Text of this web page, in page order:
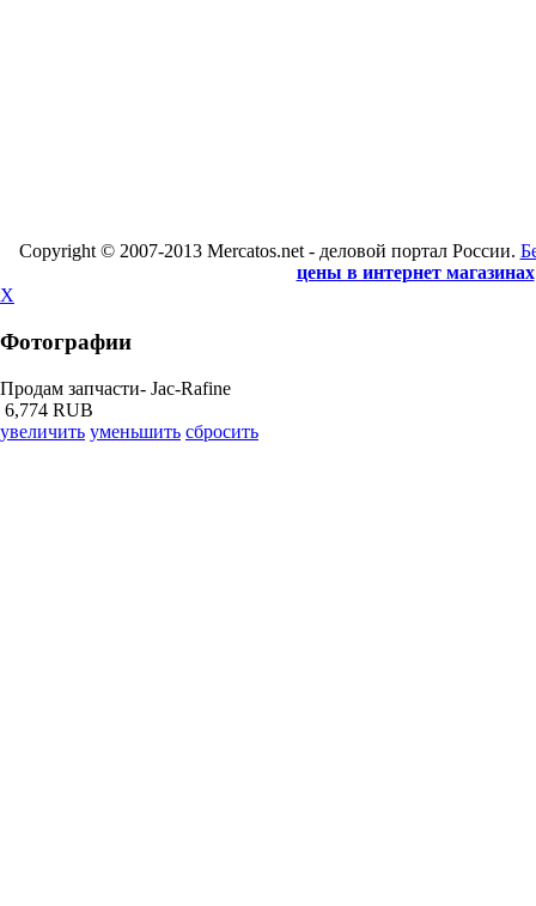
Copyright © 2007-2013 Mercatos.net - деловой портал России.
цены в интернет магазинах
X
Фотографии
Продам запчасти- Jac-Rafine
6,774 RUB
увеличить уменьшить сбросить